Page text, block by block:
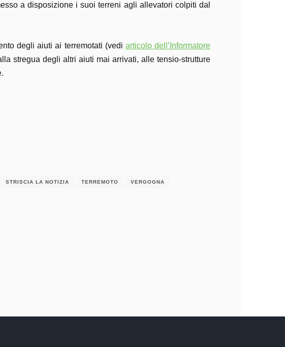
a disposizione i suoi terreni agli allevatori colpiti dal
degli aiuti ai terremotati (vedi articolo dell’Informatore
stregua degli altri aiuti mai arrivati, alle tensio-strutture
STRISCIA LA NOTIZIA TERREMOTO VERGOGNA